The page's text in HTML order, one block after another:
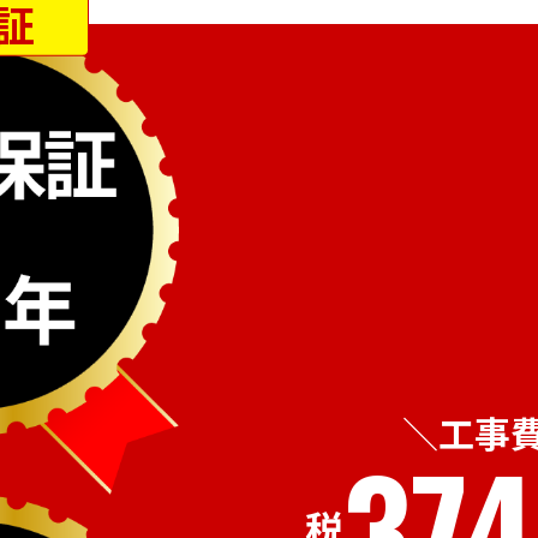
工事